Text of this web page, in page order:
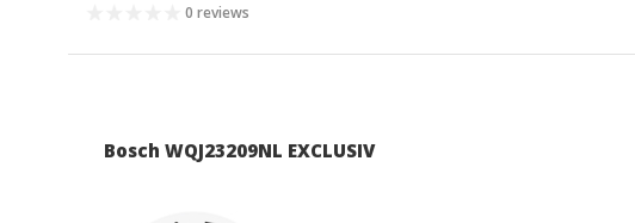
0 reviews
Bosch WQJ23209NL EXCLUSIV